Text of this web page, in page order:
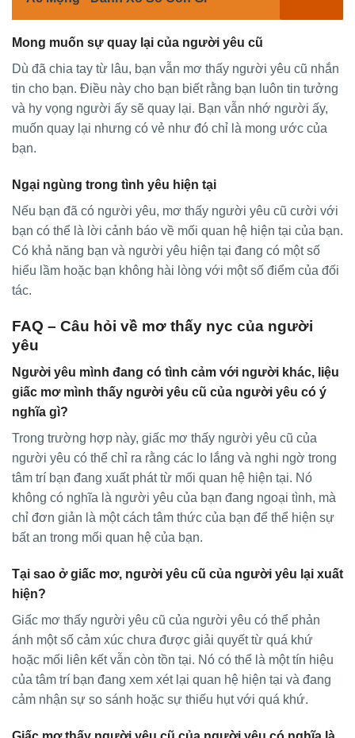
Mong muốn sự quay lại của người yêu cũ
Dù đã chia tay từ lâu, bạn vẫn mơ thấy người yêu cũ nhắn
tin cho bạn. Điều này cho bạn biết rằng bạn luôn tin tưởng
và hy vọng người ấy sẽ quay lại. Bạn vẫn nhớ người ấy,
muốn quay lại nhưng có vẻ như đó chỉ là mong ước của
bạn.
Ngại ngùng trong tình yêu hiện tại
Nếu bạn đã có người yêu, mơ thấy người yêu cũ cười với
bạn có thể là lời cảnh báo về mối quan hệ hiện tại của bạn.
Có khả năng bạn và người yêu hiện tại đang có một số
hiểu lầm hoặc bạn không hài lòng với một số điểm của đối
tác.
FAQ – Câu hỏi về mơ thấy nyc của người
yêu
Người yêu mình đang có tình cảm với người khác, liệu
giấc mơ mình thấy người yêu cũ của người yêu có ý
nghĩa gì?
Trong trường hợp này, giấc mơ thấy người yêu cũ của
người yêu có thể chỉ ra rằng các lo lắng và nghi ngờ trong
tâm trí bạn đang xuất phát từ mối quan hệ hiện tại. Nó
không có nghĩa là người yêu của bạn đang ngoại tình, mà
chỉ đơn giản là một cách tâm thức của bạn để thể hiện sự
bất an trong mối quan hệ của bạn.
Tại sao ở giấc mơ, người yêu cũ của người yêu lại xuất
hiện?
Giấc mơ thấy người yêu cũ của người yêu có thể phản
ánh một số cảm xúc chưa được giải quyết từ quá khứ
hoặc mối liên kết vẫn còn tồn tại. Nó có thể là một tín hiệu
của tâm trí bạn đang xem xét lại quan hệ hiện tại và đang
cảm nhận sự so sánh hoặc sự thiếu hụt với quá khứ.